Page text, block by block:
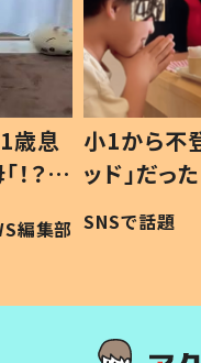
歳息
？」
編集部
小1から不
ッド」だ
作り続け
#令和の子
SNSで話題